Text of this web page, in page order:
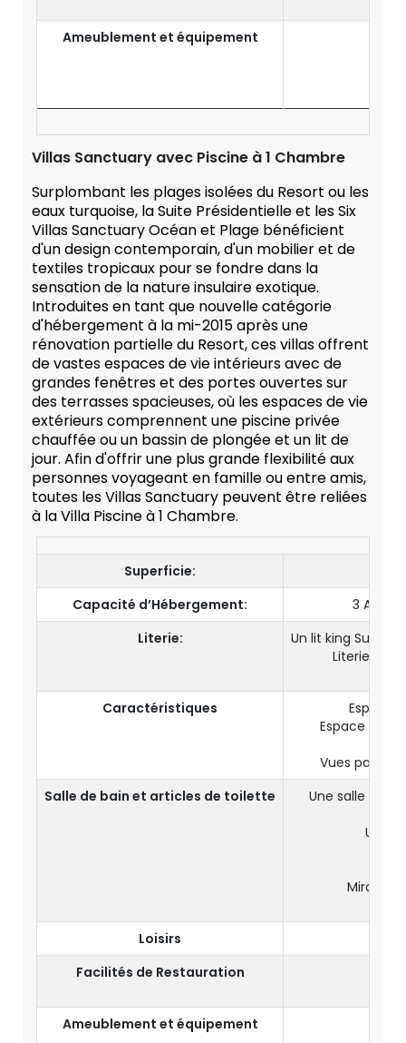
Ameublement et équipement
Villas Sanctuary avec Piscine à 1 Chambre
Surplombant les plages isolées du Resort ou les
eaux turquoise, la Suite Présidentielle et les Six
Villas Sanctuary Océan et Plage bénéficient
d'un design contemporain, d'un mobilier et de
textiles tropicaux pour se fondre dans la
sensation de la nature insulaire exotique.
Introduites en tant que nouvelle catégorie
d'hébergement à la mi-2015 après une
rénovation partielle du Resort, ces villas offrent
de vastes espaces de vie intérieurs avec de
grandes fenêtres et des portes ouvertes sur
des terrasses spacieuses, où les espaces de vie
extérieurs comprennent une piscine privée
chauffée ou un bassin de plongée et un lit de
jour. Afin d'offrir une plus grande flexibilité aux
personnes voyageant en famille ou entre amis,
toutes les Villas Sanctuary peuvent être reliées
à la Villa Piscine à 1 Chambre.
Superficie:
Capacité d’Hébergement:
3
Literie:
Un lit king
Literie
Caractéristiques
Espace
Espace
Vues
Salle de bain et articles de toilette
Une salle de
Une
Miroir
Loisirs
Facilités de Restauration
Ameublement et équipement